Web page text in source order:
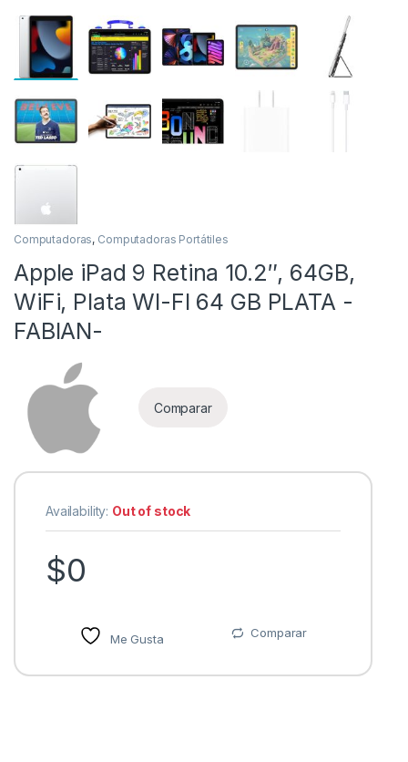
Computadoras, Computadoras Portátiles
Apple iPad 9 Retina 10.2″, 64GB,
WiFi, Plata WI-FI 64 GB PLATA -
FABIAN-
Comparar
Availability: Out of stock
$0
Me Gusta Comparar